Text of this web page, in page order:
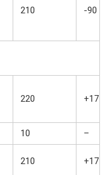
210 -90
220 +175
10
–
210 +175